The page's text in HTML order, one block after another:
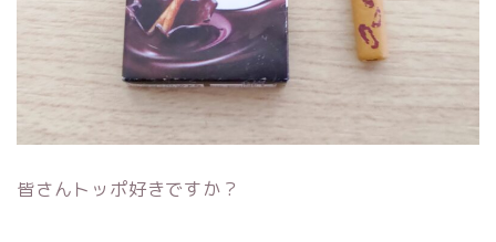
皆さんトッポ好きですか？